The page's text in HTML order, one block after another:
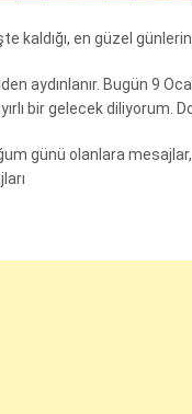
kaldığı, en güzel günlerin
aydınlanır. Bugün 9
bir gelecek diliyorum.
günü olanlara